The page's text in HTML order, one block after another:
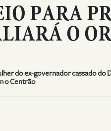
PARA
O
do ex-governador cassado do
o Centrão